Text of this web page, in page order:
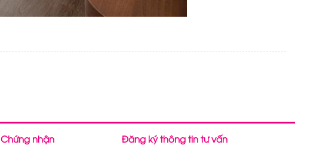
Chứng nhận Đăng ký thông tin tư vấn